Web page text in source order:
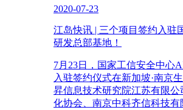
2020-07-23
江岛快讯 | 三个项目签约入驻
研发总部基地！
7月23日，国家工信安全中心
入驻签约仪式在新加坡·南京
昇信息技术研究院江苏有限公
化协会、南京中科齐信科技